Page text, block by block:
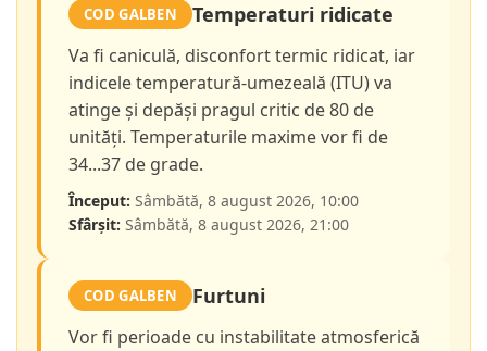
COD GALBEN Temperaturi ridicate
Va fi caniculă, disconfort termic ridicat, iar
indicele temperatură-umezeală (ITU) va
atinge și depăși pragul critic de 80 de
unități. Temperaturile maxime vor fi de
34...37 de grade.
Început: Sâmbătă, 8 august 2026, 10:00
Sfârșit: Sâmbătă, 8 august 2026, 21:00
COD GALBEN Furtuni
Vor fi perioade cu instabilitate atmosferică